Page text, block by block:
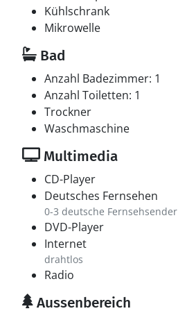
Kühlschrank
Mikrowelle
Bad
Anzahl Badezimmer: 1
Anzahl Toiletten: 1
Trockner
Waschmaschine
Multimedia
CD-Player
Deutsches Fernsehen
0-3 deutsche Fernsehsender
DVD-Player
Internet
drahtlos
Radio
Aussenbereich